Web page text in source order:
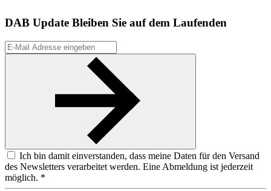
DAB Update Bleiben Sie auf dem Laufenden
Ich bin damit einverstanden, dass meine Daten für den Versand
des Newsletters verarbeitet werden. Eine Abmeldung ist jederzeit
möglich. *